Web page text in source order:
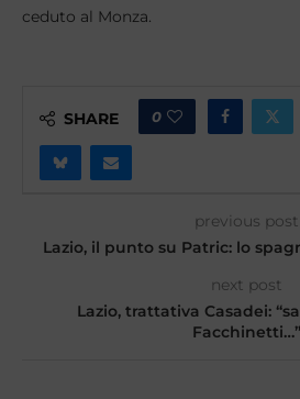
ceduto al Monza.
SHARE 0
previous post
Lazio, il punto su Patric: lo
next post
Lazio, trattativa Casadei:
Facchinetti…”